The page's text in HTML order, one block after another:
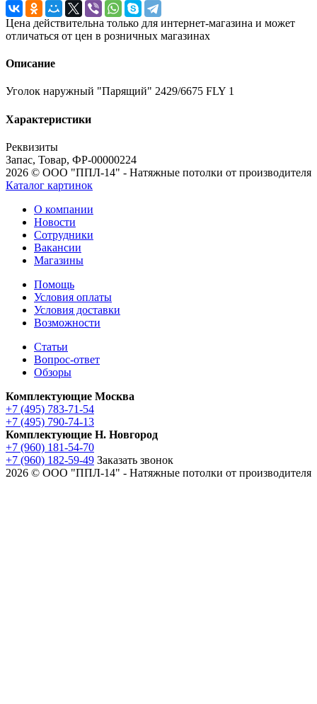
Цена действительна только для интернет-магазина и может
отличаться от цен в розничных магазинах
Описание
Уголок наружный "Парящий" 2429/6675 FLY 1
Характеристики
Реквизиты
Запас, Товар, ФР-00000224
2026 © ООО "ППЛ-14" - Натяжные потолки от производителя
Каталог картинок
О компании
Новости
Сотрудники
Вакансии
Магазины
Помощь
Условия оплаты
Условия доставки
Возможности
Статьи
Вопрос-ответ
Обзоры
Комплектующие Москва
+7 (495) 783-71-54
+7 (495) 790-74-13
Комплектующие Н. Новгород
+7 (960) 181-54-70
+7 (960) 182-59-49 Заказать звонок
2026 © ООО "ППЛ-14" - Натяжные потолки от производителя